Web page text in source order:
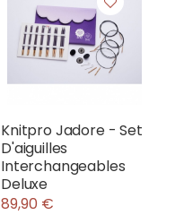
Knitpro Jadore - Set
D'aiguilles
Interchangeables
Deluxe
89,90 €